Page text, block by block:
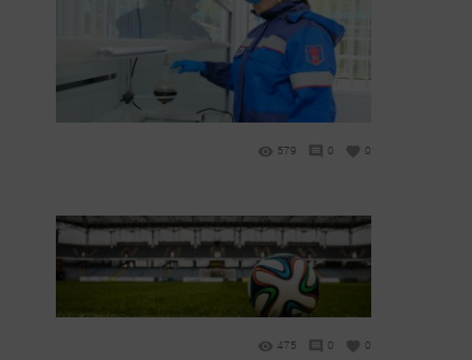
579 0 0
475 0 0